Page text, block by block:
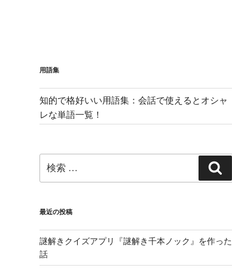
用語集
知的で格好いい用語集：会話で使えるとオシャ
レな単語一覧！
索:
索
最近の投稿
謎解きクイズアプリ『謎解き千本ノック』を作った
話